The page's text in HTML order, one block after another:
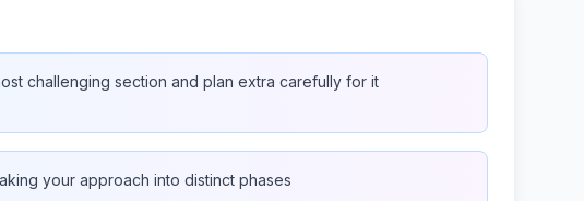
challenging section and plan extra carefully for it
your approach into distinct phases